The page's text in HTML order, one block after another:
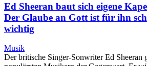
Ed Sheeran baut sich eigene
Der Glaube an Gott ist für ihn
wichtig
Musik
Der britische Singer-Sonwriter Ed Sheeran